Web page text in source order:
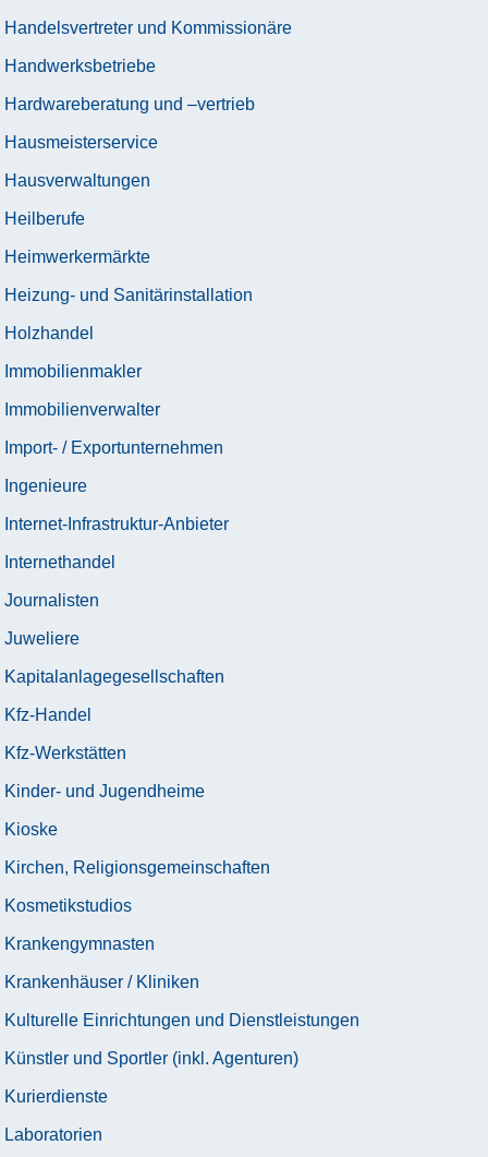
Handelsvertreter und Kommissionäre
Handwerksbetriebe
Hardwareberatung und –vertrieb
Hausmeisterservice
Hausverwaltungen
Heilberufe
Heimwerkermärkte
Heizung- und Sanitärinstallation
Holzhandel
Immobilienmakler
Immobilienverwalter
Import- / Exportunternehmen
Ingenieure
Internet-Infrastruktur-Anbieter
Internethandel
Journalisten
Juweliere
Kapitalanlagegesellschaften
Kfz-Handel
Kfz-Werkstätten
Kinder- und Jugendheime
Kioske
Kirchen, Religionsgemeinschaften
Kosmetikstudios
Krankengymnasten
Krankenhäuser / Kliniken
Kulturelle Einrichtungen und Dienstleistungen
Künstler und Sportler (inkl. Agenturen)
Kurierdienste
Laboratorien